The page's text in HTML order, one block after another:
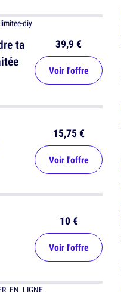
ta
39,9 €
Voir l'offre
15,75 €
Voir l'offre
10 €
Voir l'offre